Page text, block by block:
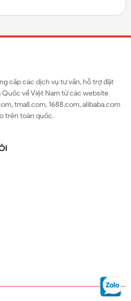
05/2026 Lượt xem
cấp các dịch vụ tư vấn, hỗ trợ đặt
về Việt Nam từ các website
trên toàn quốc.